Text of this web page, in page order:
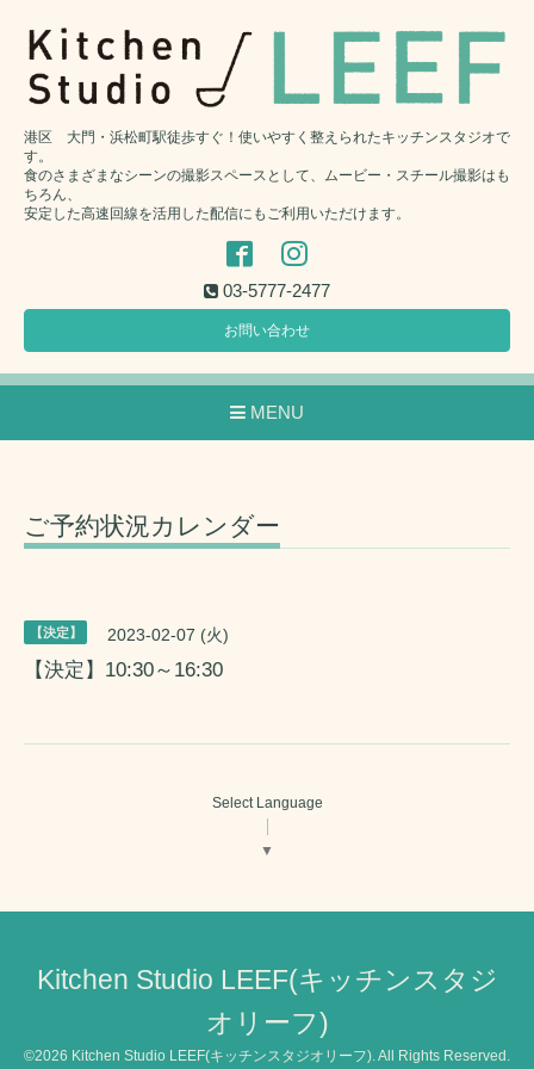
港区 大門・浜松町駅徒歩すぐ！使いやすく整えられたキッチンスタジオで
す。
食のさまざまなシーンの撮影スペースとして、ムービー・スチール撮影はも
ちろん、
安定した高速回線を活用した配信にもご利用いただけます。
03-5777-2477
お問い合わせ
MENU
ご予約状況カレンダー
【決定】 2023-02-07 (火)
【決定】10:30～16:30
Select Language
▼
Kitchen Studio LEEF(キッチンスタジ
オリーフ)
©2026 Kitchen Studio LEEF(キッチンスタジオリーフ) . All Rights Reserved.